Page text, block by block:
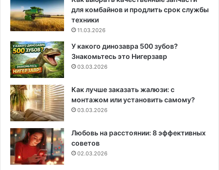
для комбайнов и продлить срок службы
техники
11.03.2026
У какого динозавра 500 зубов?
Знакомьтесь это Нигерзавр
03.03.2026
Как лучше заказать жалюзи: с
монтажом или установить самому?
03.03.2026
Любовь на расстоянии: 8 эффективных
советов
02.03.2026